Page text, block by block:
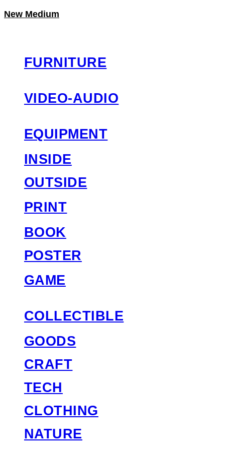
New Medium
FURNITURE
VIDEO-AUDIO
EQUIPMENT
INSIDE
OUTSIDE
PRINT
BOOK
POSTER
GAME
COLLECTIBLE
GOODS
CRAFT
TECH
CLOTHING
NATURE